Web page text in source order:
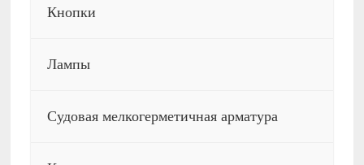
Кнопки
Лампы
Судовая мелкогерметичная арматура